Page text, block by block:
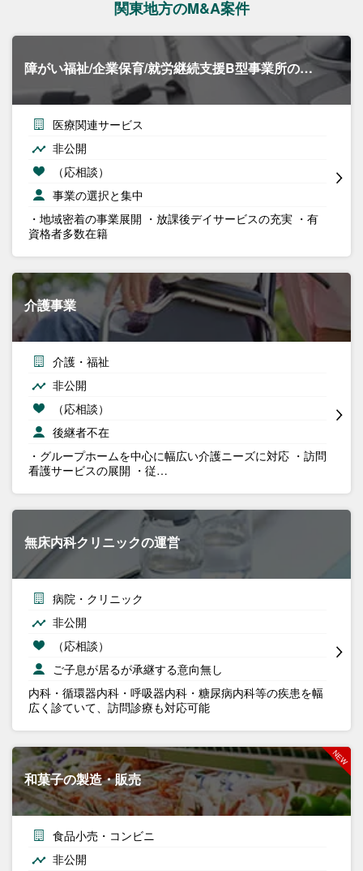
関東地方のM&A案件
障がい福祉/企業保育/就労継続支援B型事業所の…
医療関連サービス
非公開
（応相談）
事業の選択と集中
・地域密着の事業展開 ・放課後デイサービスの充実 ・有
資格者多数在籍
介護事業
介護・福祉
非公開
（応相談）
後継者不在
・グループホームを中心に幅広い介護ニーズに対応 ・訪問
看護サービスの展開 ・従…
無床内科クリニックの運営
病院・クリニック
非公開
（応相談）
ご子息が居るが承継する意向無し
内科・循環器内科・呼吸器内科・糖尿病内科等の疾患を幅
広く診ていて、訪問診療も対応可能
和菓子の製造・販売
食品小売・コンビニ
非公開